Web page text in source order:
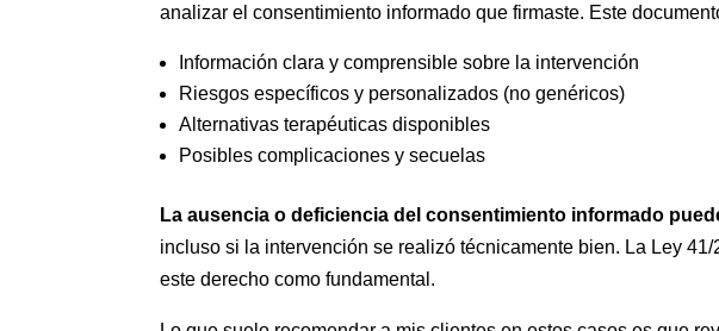
analizar el consentimiento informado que firmaste. Este
Información clara y comprensible sobre la intervención
Riesgos específicos y personalizados (no genéricos)
Alternativas terapéuticas disponibles
Posibles complicaciones y secuelas
La ausencia o deficiencia del consentimiento informado
incluso si la intervención se realizó técnicamente bien. La Ley
este derecho como fundamental.